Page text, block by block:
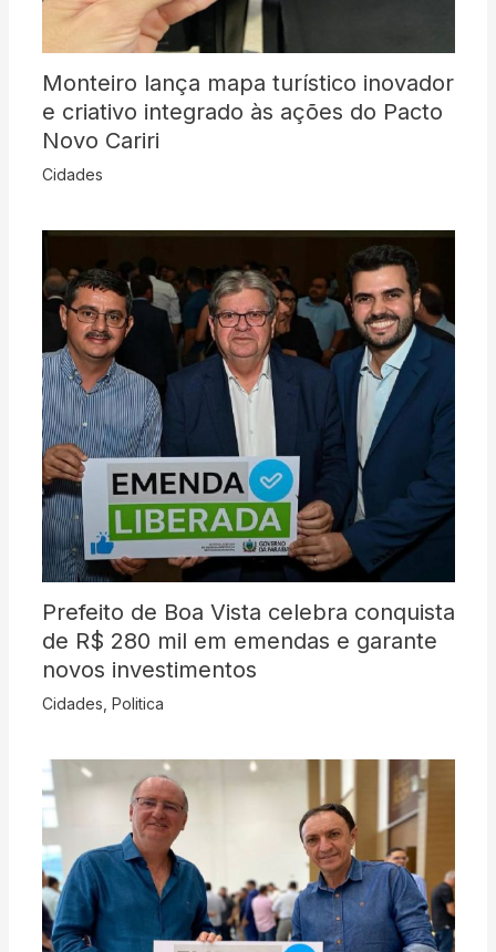
Monteiro lança mapa turístico inovador
e criativo integrado às ações do Pacto
Novo Cariri
Cidades
Prefeito de Boa Vista celebra conquista
de R$ 280 mil em emendas e garante
novos investimentos
Cidades Politica